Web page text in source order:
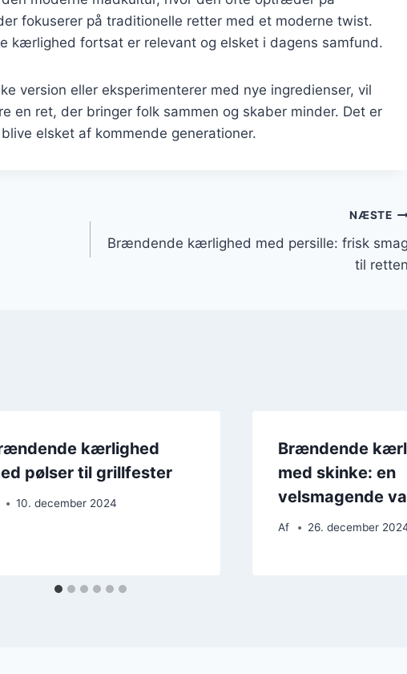
fokuserer på traditionelle retter med et moderne twist.
kærlighed fortsat er relevant og elsket i dagens samfund.
version eller eksperimenterer med nye ingredienser, vil
ret, der bringer folk sammen og skaber minder. Det er
elsket af kommende generationer.
NÆSTE
Brændende kærlighed med persille: frisk smag
til retten
kærlighed
pølser til grillfester
10. december 2024
Brændende
med skinke: en
velsmagende
Af 26. december